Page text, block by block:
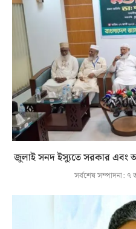
জুলাই সনদ ইস্যুতে সরকার এবং
সর্বশেষ সম্পাদনা: ৭